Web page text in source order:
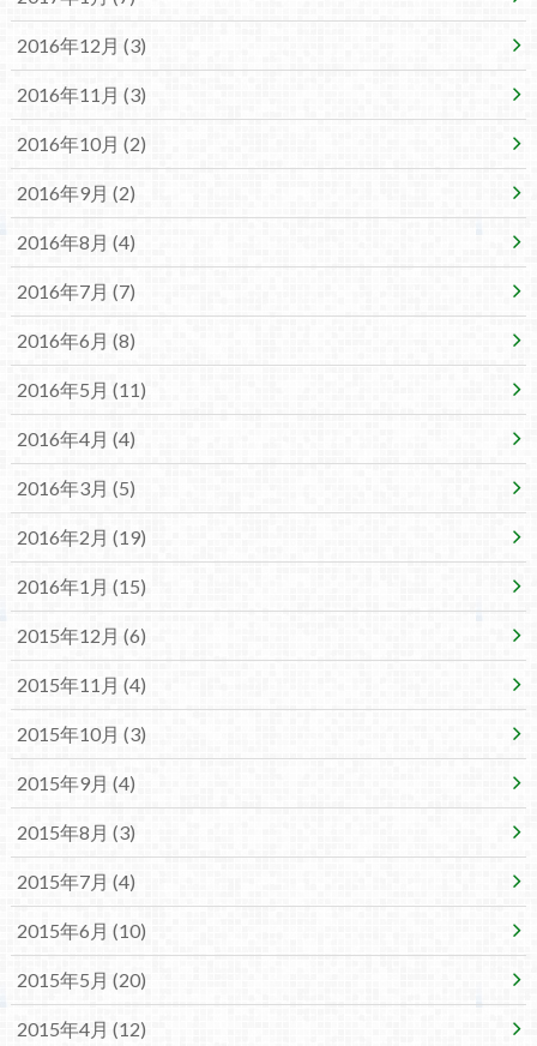
2016年12月 (3)
2016年11月 (3)
2016年10月 (2)
2016年9月 (2)
2016年8月 (4)
2016年7月 (7)
2016年6月 (8)
2016年5月 (11)
2016年4月 (4)
2016年3月 (5)
2016年2月 (19)
2016年1月 (15)
2015年12月 (6)
2015年11月 (4)
2015年10月 (3)
2015年9月 (4)
2015年8月 (3)
2015年7月 (4)
2015年6月 (10)
2015年5月 (20)
2015年4月 (12)